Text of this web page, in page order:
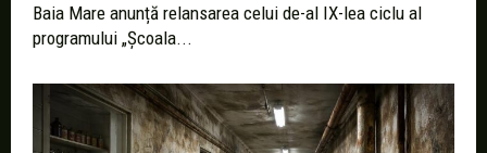
Baia Mare anunță relansarea celui de-al IX-lea ciclu al
programului „Școala...